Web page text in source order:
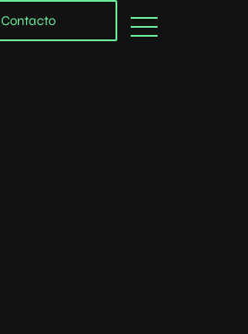
Contacto